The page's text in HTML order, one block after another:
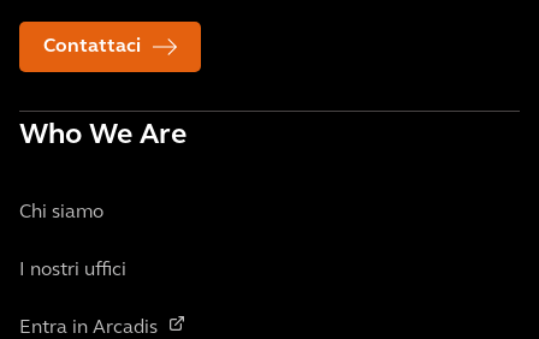
Contattaci
Who We Are
Chi siamo
I nostri uffici
Entra in Arcadis